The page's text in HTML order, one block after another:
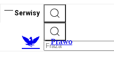
Serwisy
Prawo